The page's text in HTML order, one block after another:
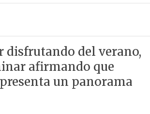
disfrutando del verano,
afirmando que
un panorama